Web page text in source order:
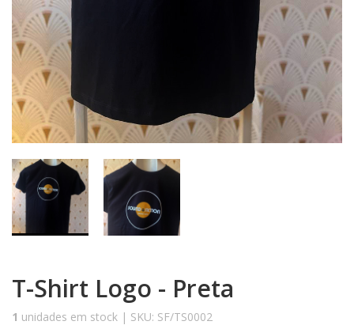
T-Shirt Logo - Preta
1 unidades em stock | SKU: SF/TS0002